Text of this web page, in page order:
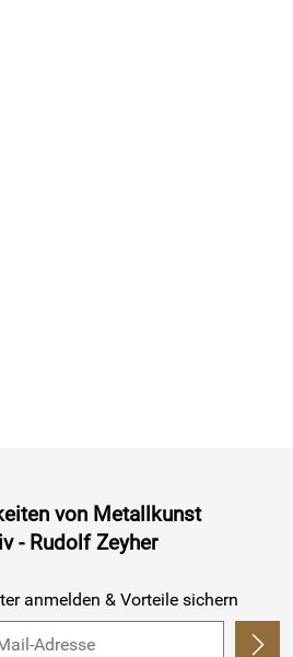
von Metallkunst
- Rudolf Zeyher
anmelden & Vorteile sichern